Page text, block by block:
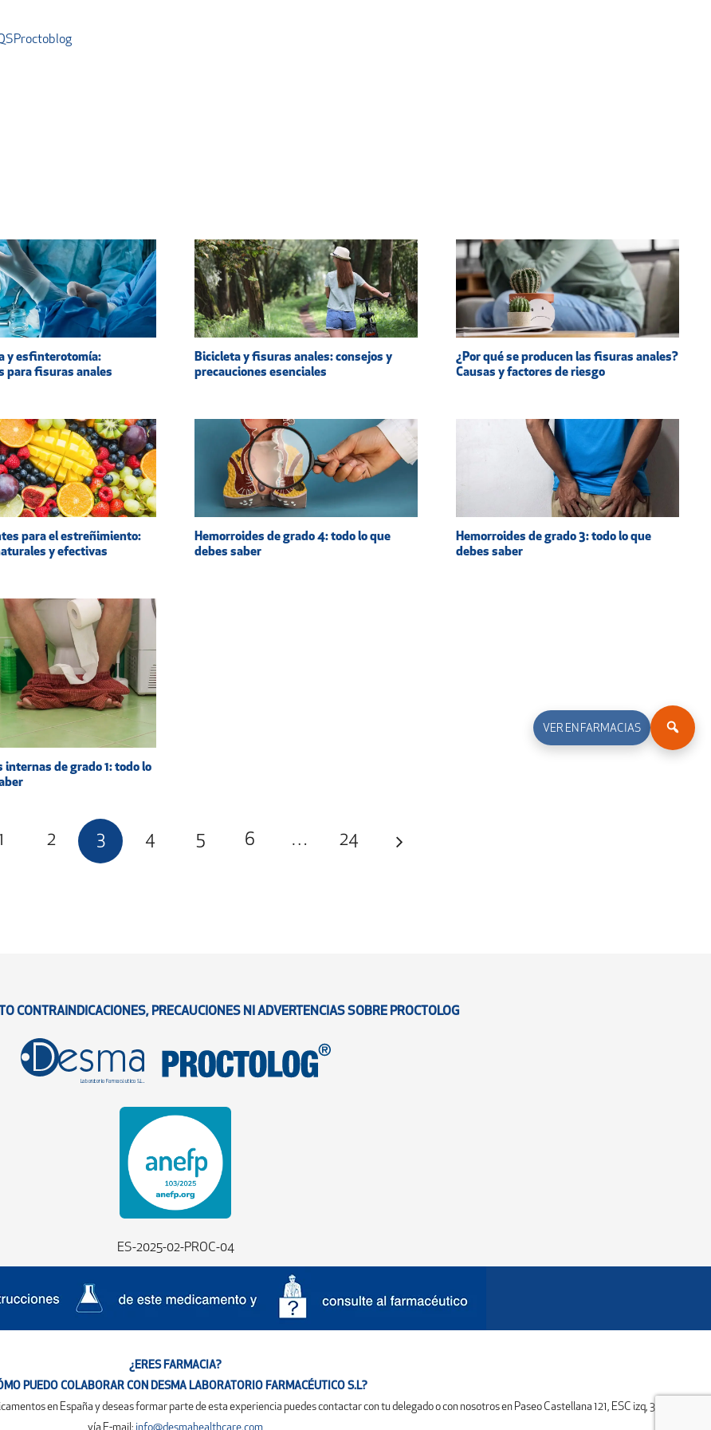
Proctoblog
y esfinterotomía:
para fisuras anales
Bicicleta y fisuras anales: consejos y
precauciones esenciales
¿Por qué se producen las fisuras anales?
Causas y factores de riesgo
para el estreñimiento:
y efectivas
Hemorroides de grado 4: todo lo que
debes saber
Hemorroides de grado 3: todo lo que
debes saber
internas de grado 1: todo lo
2 3 4 5 6 … 24
CONTRAINDICACIONES, PRECAUCIONES NI ADVERTENCIAS SOBRE PROCTOLOG
ES-2025-02-PROC-04
¿ERES FARMACIA?
PUEDO COLABORAR CON DESMA LABORATORIO FARMACÉUTICO S.L?
en España y deseas formar parte de esta experiencia puedes contactar con tu delegado o con nosotros en Paseo Castellana 121, ESC izq, 3°B
VER EN FARMACIAS